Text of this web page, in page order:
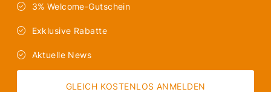
3% Welcome-Gutschein
Exklusive Rabatte
Aktuelle News
GLEICH KOSTENLOS ANMELDEN